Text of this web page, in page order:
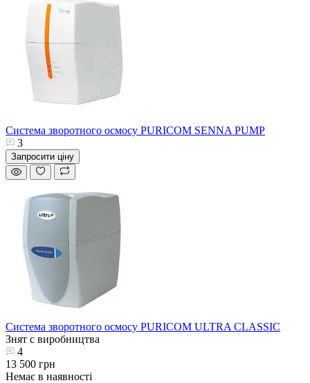
Система зворотного осмосу PURICOM SENNA PUMP
3
Запросити ціну
Система зворотного осмосу PURICOM ULTRA CLASSIC
Знят с виробництва
4
13 500 грн
Немає в наявності